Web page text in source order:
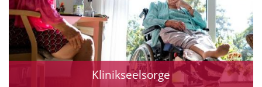
Klinikseelsorge